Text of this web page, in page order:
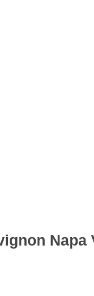
Napa